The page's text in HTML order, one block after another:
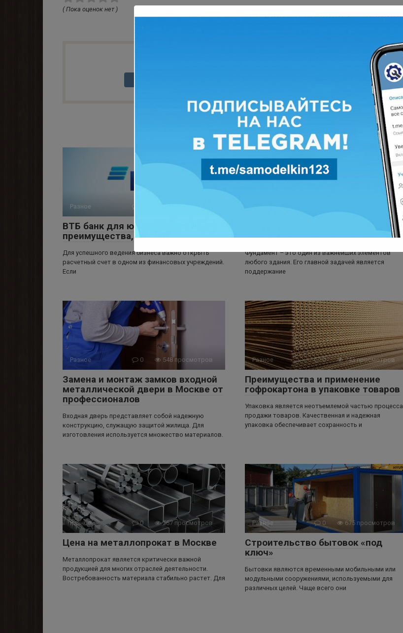
( Пока оценок нет )
Вам также может быть интересно
Разное
ВТБ банк для юридических лиц:
преимущества, тарифы
Для успешного ведения бизнеса важно открыть
расчетный счет в одном из финансовых учреждений.
Если
566 просмотров
Челябинске
Фундамент – это один из важнейших элементов
любого здания. Его главной задачей является
поддержание
Разное 0 548 просмотров
Замена и монтаж замков входной
металлической двери в Москве от
профессионалов
Входная дверь представляет собой надежную
конструкцию, служащую защитой жилища. Для
изготовления используется множество материалов.
Разное 0 743 просмотров
Преимущества и применение
гофрокартона в упаковке товаров
Упаковка является неотъемлемой частью процесса
продажи товаров. Качественная и надежная
упаковка обеспечивает сохранность и
Разное 0 567 просмотров
Цена на металлопрокат в Москве
Металлопрокат является критически важной
продукцией для многих отраслей деятельности.
Востребованность материала стабильно растет. Для
Разное 0 675 просмотров
Строительство бытовок «под
ключ»
Бытовки являются временными мобильными или
модульными сооружениями, используемыми для
различных целей. Чаще всего они